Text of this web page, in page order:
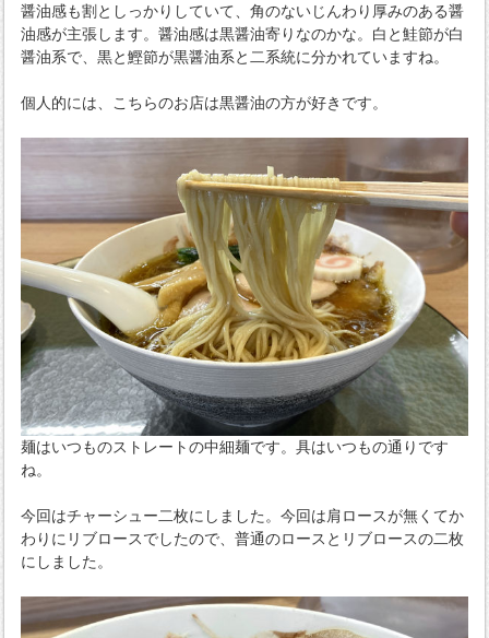
醤油感も割としっかりしていて、角のないじんわり厚みのある醤
油感が主張します。醤油感は黒醤油寄りなのかな。白と鮭節が白
醤油系で、黒と鰹節が黒醤油系と二系統に分かれていますね。
個人的には、こちらのお店は黒醤油の方が好きです。
麺はいつものストレートの中細麺です。具はいつもの通りです
ね。
今回はチャーシュー二枚にしました。今回は肩ロースが無くてか
わりにリブロースでしたので、普通のロースとリブロースの二枚
にしました。